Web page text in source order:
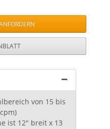
von 15 bis
ist 12" breit x 13